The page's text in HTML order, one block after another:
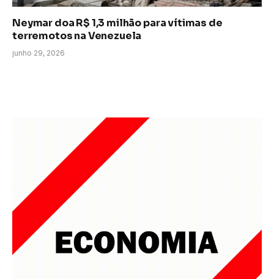
Neymar doa R$ 1,3 milhão para vítimas de
terremotos na Venezuela
junho 29, 2026